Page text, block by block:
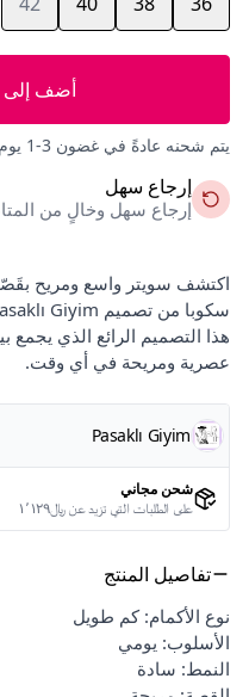
أضف إلى
يتم شحنه عادةً في غضون 3-1 يوم
إرجاع سهل
إرجاع سهل وخالٍ من المتاعب
اكتشف سويتر واسع ومريح
هذا التصميم الرائع الذي يجمع
عصرية ومريحة في أي وقت.
Pasaklı Giyim
شحن مجاني
على الطلبات التي تزيد عن ﷼١٬١٢٩
تفاصيل المنتج
نوع الأكمام: كم طويل
الأسلوب: يومي
النمط: سادة